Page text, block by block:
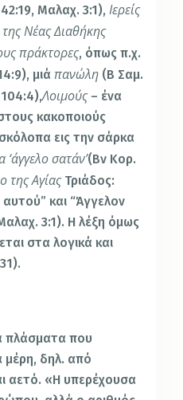
Μαλαχ. 3:1),Ιερείς
Νέας Διαθήκης
πράκτορες, όπως π.χ.
μιά πανώλη (Β Σαμ.
Λοιμούς– ένα
κακοποιούς
εις την σάρκα
σατάν’(Βν Κορ.
της Αγίας Τριάδος:
και “Άγγελον
3:1). Η λέξη όμως
στα λογικά και
πλάσματα που
μέρη, δηλ. από
αετό. «Η υπερέχουσα